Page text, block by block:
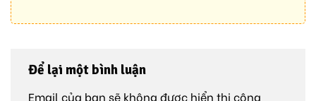
Để lại một bình luận
Email của bạn sẽ không được hiển thị công